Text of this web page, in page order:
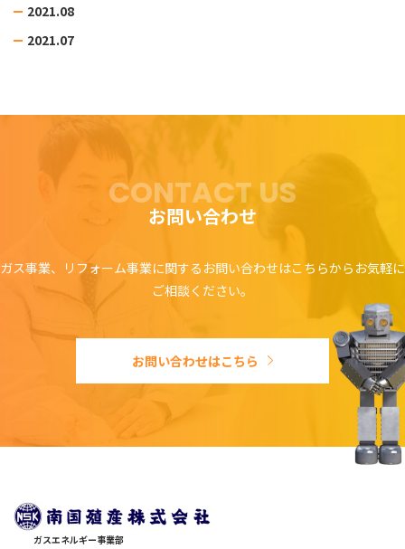
2021.08
2021.07
CONTACT US
お問い合わせ
ガス事業、リフォーム事業に関するお問い合わせはこちらからお気軽に
ご相談ください。
お問い合わせはこちら
ガスエネルギー事業部